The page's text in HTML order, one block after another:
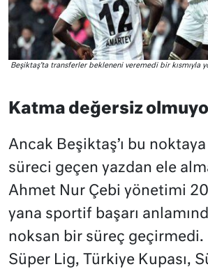
Beşiktaş’ta transferler bekleneni veremedi bir kısmıyla
Katma değersiz
Ancak Beşiktaş’ı bu
süreci geçen yazdan ele
Ahmet Nur Çebi yönetimi
yana sportif başarı
noksan bir süreç geçirmedi.
Süper Lig, Türkiye Kupası,